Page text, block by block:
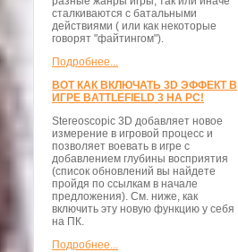
сталкиваются с батальными
действиями ( или как некоторые
говорят "файтингом").
Подробнее...
ВОТ КАК ВКЛЮЧАТЬ 3D ЭФФЕКТ В
ИГРЕ BATTLEFIELD 3 НА PC!
Stereoscopic 3D добавляет новое
измерение в игровой процесс и
позволяет воевать в игре с
добавлением глубины восприятия
(список обновлений вы найдете
пройдя по ссылкам в начале
предложения). См. ниже, как
включить эту новую функцию у себя
на ПК.
Подробнее...